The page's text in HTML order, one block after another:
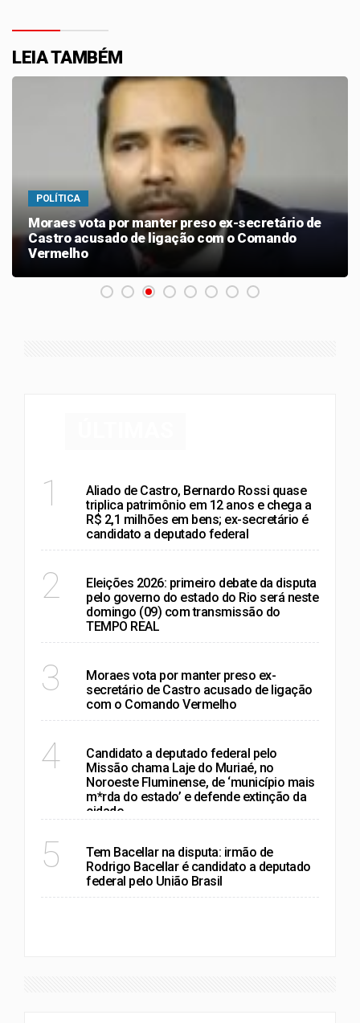
LEIA TAMBÉM
POLÍTICA
Moraes vota por manter preso ex-secretário de
Castro acusado de ligação com o Comando
Vermelho
1
Aliado de Castro, Bernardo Rossi quase
triplica patrimônio em 12 anos e chega a
R$ 2,1 milhões em bens; ex-secretário é
candidato a deputado federal
2
Eleições 2026: primeiro debate da disputa
pelo governo do estado do Rio será neste
domingo (09) com transmissão do
TEMPO REAL
3
Moraes vota por manter preso ex-
secretário de Castro acusado de ligação
com o Comando Vermelho
4
Candidato a deputado federal pelo
Missão chama Laje do Muriaé, no
Noroeste Fluminense, de ‘município mais
m*rda do estado’ e defende extinção da
cidade
5
Tem Bacellar na disputa: irmão de
Rodrigo Bacellar é candidato a deputado
federal pelo União Brasil